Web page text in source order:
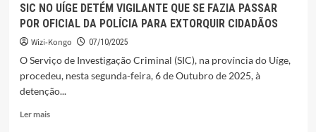
SIC NO UÍGE DETÉM VIGILANTE QUE SE FAZIA PASSAR
POR OFICIAL DA POLÍCIA PARA EXTORQUIR CIDADÃOS
Wizi-Kongo 07/10/2025
O Serviço de Investigação Criminal (SIC), na província do Uíge,
procedeu, nesta segunda-feira, 6 de Outubro de 2025, à
detenção...
Ler maisLeia